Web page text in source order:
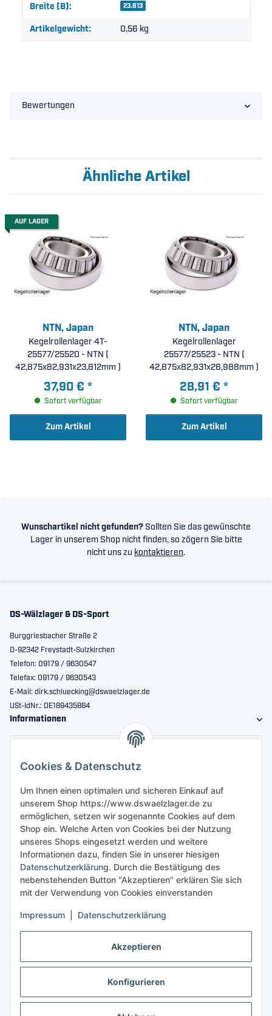
Akzeptieren
Konfigurieren
Cookies & Datenschutz
Um Ihnen einen optimalen und sicheren Einkauf auf
unserem Shop https://www.dswaelzlager.de zu
ermöglichen, setzen wir sogenannte Cookies auf dem
Shop ein. Welche Arten von Cookies bei der Nutzung
unseres Shops eingesetzt werden und weitere
Informationen dazu, finden Sie in unserer hiesigen
Datenschutzerklärung. Durch die Bestätigung des
nebenstehenden Button "Akzeptieren" erklären Sie sich
mit der Verwendung von Cookies einverstanden
Impressum Datenschutzerklärung
Breite (B): 23.813
Artikelgewicht: 0,56 kg
Bewertungen
Ähnliche Artikel
AUF LAGER
NTN, Japan
Kegelrollenlager 4T-
25577/25520 - NTN (
42,875x82,931x23,812mm )
37,90 € *
Sofort verfügbar
Zum Artikel
NTN, Japan
Kegelrollenlager
25577/25523 - NTN (
42,875x82,931x26,988mm )
28,91 € *
Sofort verfügbar
Zum Artikel
Wunschartikel nicht gefunden? Sollten Sie das gewünschte
Lager in unserem Shop nicht finden, so zögern Sie bitte
nicht uns zu kontaktieren.
DS-Wälzlager & DS-Sport
Burggriesbacher Straße 2
D-92342 Freystadt-Sulzkirchen
Telefon: 09179 / 9630547
Telefax: 09179 / 9630543
E-Mail: dirk.schluecking@dswaelzlager.de
USt-IdNr.: DE189435884
Informationen
Vertrag widerrufen
* Alle Preise inkl. gesetzlicher USt., zzgl.Versand